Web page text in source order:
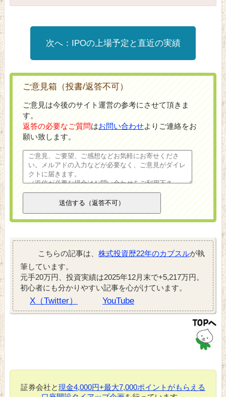
IPOの上場予定と直近の実績
ご意見箱（投書/返答不可）
ご意見は今後のサイト運営の参考にさせて頂きま
す。
返答の必要なご質問はお問い合わせよりご連絡をお
願い致します。
こちらの記事は、 株式投資歴22年のカブスルが執
筆しています。
元手20万円、投資実績は2025年12月末で+5,217万円。
初心者にも分かりやすい記事を心がけています。
X（Twitter） YouTube
証券会社と現金4,000円+最大7,000ポイントがもらえる